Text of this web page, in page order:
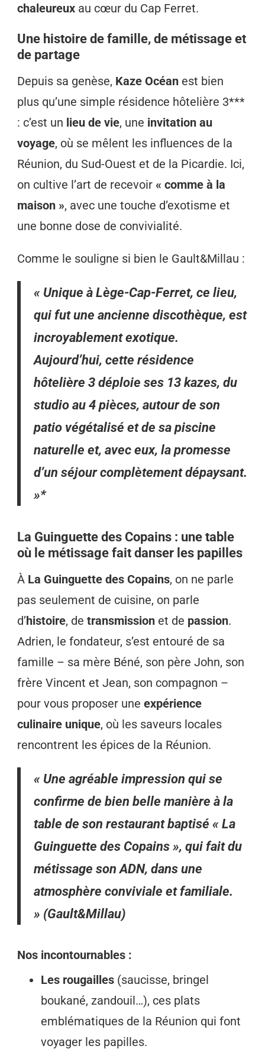
chaleureux au cœur du Cap Ferret.
Une histoire de famille, de métissage et
de partage
Depuis sa genèse, Kaze Océan est bien
plus qu’une simple résidence hôtelière 3***
: c’est un lieu de vie, une invitation au
voyage, où se mêlent les influences de la
Réunion, du Sud-Ouest et de la Picardie. Ici,
on cultive l’art de recevoir « comme à la
maison », avec une touche d’exotisme et
une bonne dose de convivialité.
Comme le souligne si bien le Gault&Millau :
« Unique à Lège-Cap-Ferret, ce lieu,
qui fut une ancienne discothèque, est
incroyablement exotique.
Aujourd’hui, cette résidence
hôtelière 3déploie ses 13 kazes, du
studio au 4 pièces, autour de son
patio végétalisé et de sa piscine
naturelle et, avec eux, la promesse
d’un séjour complètement dépaysant.
»*
La Guinguette des Copains : une table
où le métissage fait danser les papilles
À La Guinguette des Copains, on ne parle
pas seulement de cuisine, on parle
d’histoire, de transmission et de passion.
Adrien, le fondateur, s’est entouré de sa
famille – sa mère Béné, son père John, son
frère Vincent et Jean, son compagnon –
pour vous proposer une expérience
culinaire unique, où les saveurs locales
rencontrent les épices de la Réunion.
« Une agréable impression qui se
confirme de bien belle manière à la
table de son restaurant baptisé « La
Guinguette des Copains », qui fait du
métissage son ADN, dans une
atmosphère conviviale et familiale.
» (Gault&Millau)
Nos incontournables :
Les rougailles (saucisse, bringel
boukané, zandouil…), ces plats
emblématiques de la Réunion qui font
voyager les papilles.